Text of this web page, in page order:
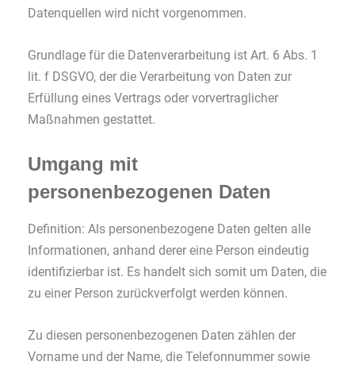
Datenquellen wird nicht vorgenommen.
Grundlage für die Datenverarbeitung ist Art. 6 Abs. 1
lit. f DSGVO, der die Verarbeitung von Daten zur
Erfüllung eines Vertrags oder vorvertraglicher
Maßnahmen gestattet.
Umgang mit
personenbezogenen Daten
Definition: Als personenbezogene Daten gelten alle
Informationen, anhand derer eine Person eindeutig
identifizierbar ist. Es handelt sich somit um Daten, die
zu einer Person zurückverfolgt werden können.
Zu diesen personenbezogenen Daten zählen der
Vorname und der Name, die Telefonnummer sowie